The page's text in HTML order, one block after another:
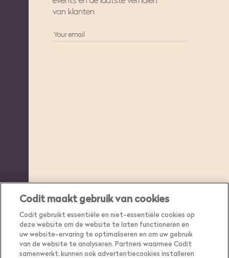
van klanten
Codit maakt gebruik van cookies
Codit gebruikt essentiële en niet-essentiële cookies op
deze website om de website te laten functioneren en
uw website-ervaring te optimaliseren en om uw gebruik
van de website te analyseren. Partners waarmee Codit
samenwerkt, kunnen ook advertentiecookies installeren